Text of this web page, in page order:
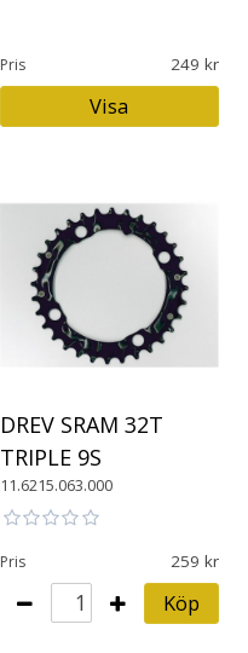
Pris 249
Visa
DREV SRAM 32T
TRIPLE 9S
11.6215.063.000
Pris 259
Köp